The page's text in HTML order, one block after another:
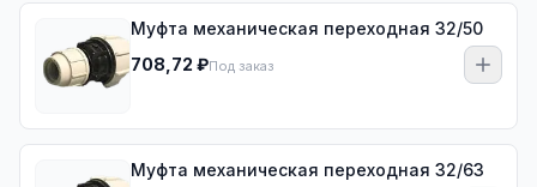
Муфта механическая переходная 32/50
708,72 ₽Под заказ
Муфта механическая переходная 32/63